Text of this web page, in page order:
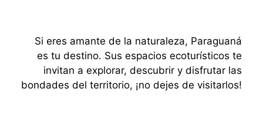
Si eres amante de la naturaleza, Paraguaná
es tu destino. Sus espacios ecoturísticos te
invitan a explorar, descubrir y disfrutar las
bondades del territorio, ¡no dejes de visitarlos!